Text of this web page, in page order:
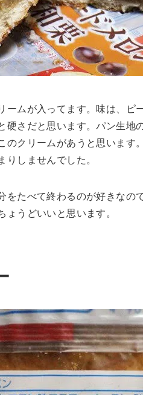
ームが入ってます。味は、ピ
硬さだと思います。パン生地
のクリームがあうと思います
りしませんでした。
をたべて終わるのが好きなの
ょうどいいと思います。